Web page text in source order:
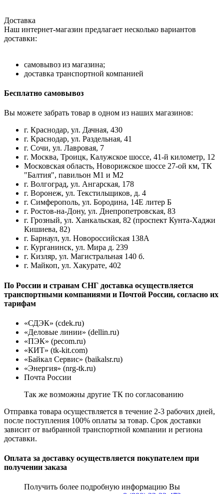
Доставка
Наш интернет-магазин предлагает несколько вариантов
доставки:
самовывоз из магазина;
доставка транспортной компанией
Бесплатно самовывоз
Вы можете забрать товар в одном из наших магазинов:
г. Краснодар, ул. Дачная, 430
г. Краснодар, ул. Раздельная, 41
г. Сочи, ул. Лавровая, 7
г. Москва, Троицк, Калужское шоссе, 41-й километр, 12
Московская область, Новорижское шоссе 27-ой км, ТК
"Балтия", павильон М1 и М2
г. Волгоград, ул. Ангарская, 178
г. Воронеж, ул. Текстильщиков, д. 4
г. Симферополь, ул. Бородина, 14Е литер Б
г. Ростов-на-Дону, ул. Днепропетровская, 83
г. Грозный, ул. Ханкальская, 82 (проспект Кунта-Хаджи
Кишиева, 82)
г. Барнаул, ул. Новороссийская 138А
г. Курганинск, ул. Мира д. 239
г. Кизляр, ул. Магистральная 140 б.
г. Майкоп, ул. Хакурате, 402
По России и странам СНГ доставка осуществляется
транспортными компаниями и Почтой России, согласно их
тарифам
«СДЭК» (cdek.ru)
«Деловые линии» (dellin.ru)
«ПЭК» (pecom.ru)
«КИТ» (tk-kit.com)
«Байкал Сервис» (baikalsr.ru)
«Энергия» (nrg-tk.ru)
Почта России
Так же возможны другие ТК по согласованию
Отправка товара осуществляется в течение 2-3 рабочих дней,
после поступления 100% оплаты за товар. Срок доставки
зависит от выбранной транспортной компании и региона
доставки.
Оплата за доставку осуществляется покупателем при
получении заказа
Получить более подробную информацию Вы